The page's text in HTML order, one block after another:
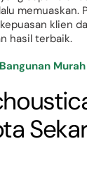
memuaskan.
klien
hasil terbaik.